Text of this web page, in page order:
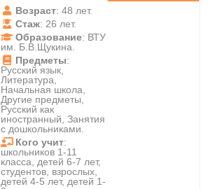
Возраст: 48 лет.
Стаж: 26 лет.
Образование: ВТУ
им. Б.В.Щукина.
Предметы:
Русский язык,
Литература,
Начальная школа,
Другие предметы,
Русский как
иностранный, Занятия
с дошкольниками.
Кого учит:
школьников 1-11
класса, детей 6-7 лет,
студентов, взрослых,
детей 4-5 лет, детей 1-